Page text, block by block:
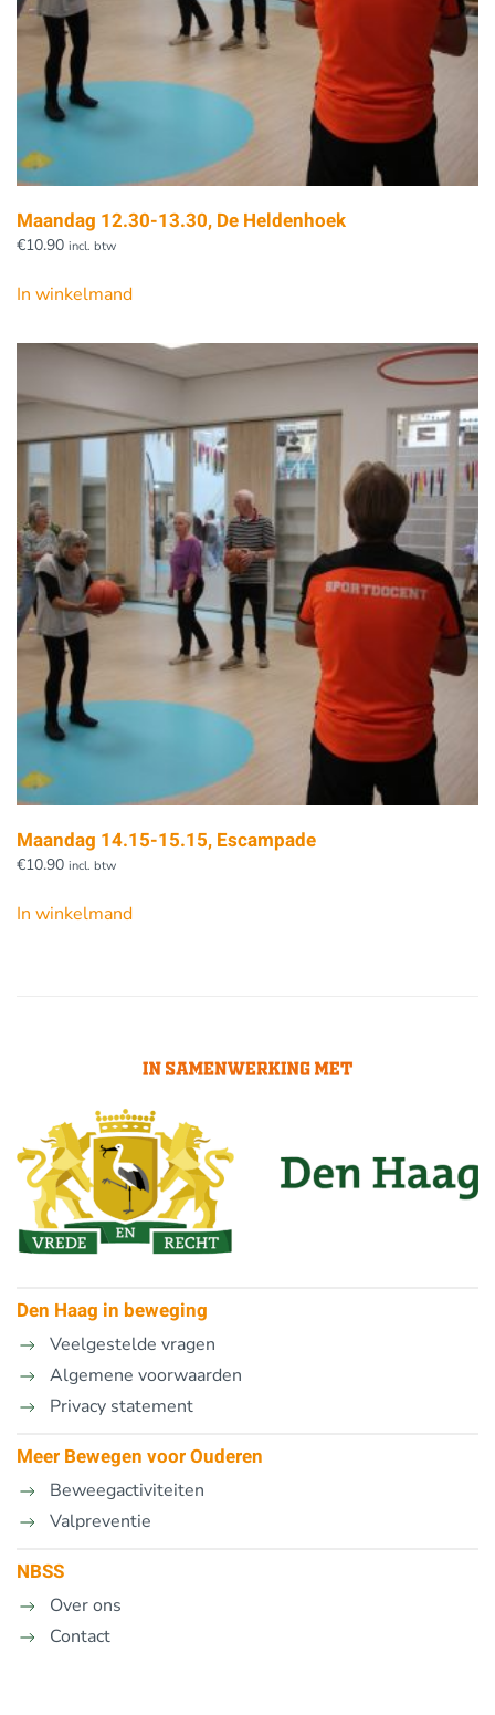
Maandag 12.30-13.30, De Heldenhoek
€10.90 incl. btw
In winkelmand
Maandag 14.15-15.15, Escampade
€10.90 incl. btw
In winkelmand
Den Haag in beweging
Veelgestelde vragen
Algemene voorwaarden
Privacy statement
Meer Bewegen voor Ouderen
Beweegactiviteiten
Valpreventie
NBSS
Over ons
Contact